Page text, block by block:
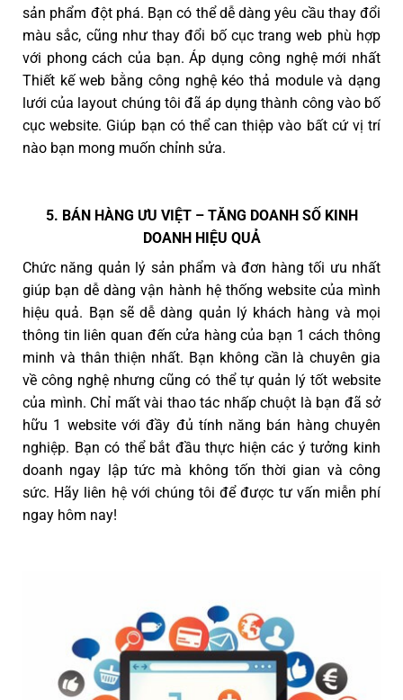
sản phẩm đột phá. Bạn có thể dễ dàng yêu cầu thay đổi
màu sắc, cũng như thay đổi bố cục trang web phù hợp
với phong cách của bạn. Áp dụng công nghệ mới nhất
Thiết kế web bằng công nghệ kéo thả module và dạng
lưới của layout chúng tôi đã áp dụng thành công vào bố
cục website. Giúp bạn có thể can thiệp vào bất cứ vị trí
nào bạn mong muốn chỉnh sửa.
5. BÁN HÀNG ƯU VIỆT – TĂNG DOANH SỐ KINH
DOANH HIỆU QUẢ
Chức năng quản lý sản phẩm và đơn hàng tối ưu nhất
giúp bạn dễ dàng vận hành hệ thống website của mình
hiệu quả. Bạn sẽ dễ dàng quản lý khách hàng và mọi
thông tin liên quan đến cửa hàng của bạn 1 cách thông
minh và thân thiện nhất. Bạn không cần là chuyên gia
về công nghệ nhưng cũng có thể tự quản lý tốt website
của mình. Chỉ mất vài thao tác nhấp chuột là bạn đã sở
hữu 1 website với đầy đủ tính năng bán hàng chuyên
nghiệp. Bạn có thể bắt đầu thực hiện các ý tưởng kinh
doanh ngay lập tức mà không tốn thời gian và công
sức. Hãy liên hệ với chúng tôi để được tư vấn miễn phí
ngay hôm nay!